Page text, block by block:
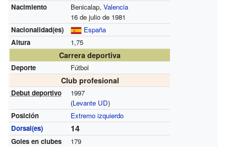
Nacimiento
Benicalap, Valencia
16 de julio de 1981
Nacionalidad(es)
España
Altura
1,75
Carrera deportiva
Deporte Fútbol
Club profesional
Debut deportivo
1997
(Levante UD)
Posición
Extremo izquierdo
Dorsal(es)
14
Goles en clubes 179